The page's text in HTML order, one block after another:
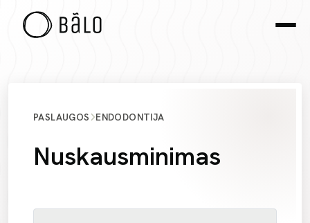
PASLAUGOS ENDODONTIJA
Nuskausminimas